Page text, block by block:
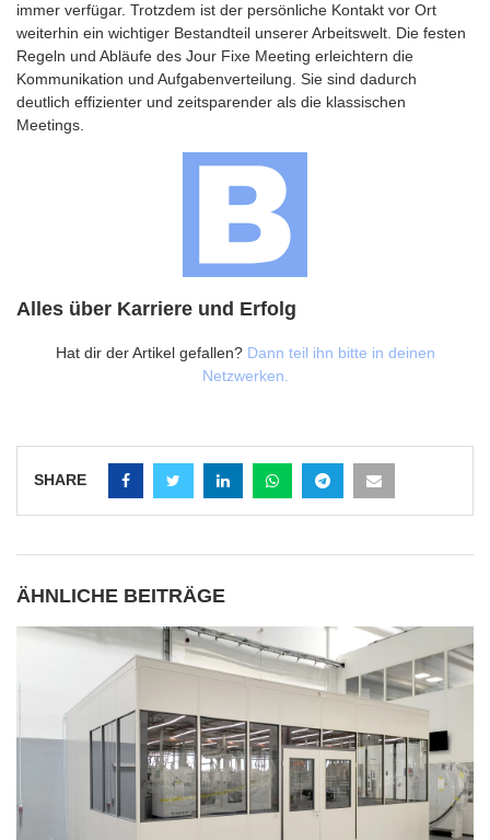
immer verfügar. Trotzdem ist der persönliche Kontakt vor Ort
weiterhin ein wichtiger Bestandteil unserer Arbeitswelt. Die festen
Regeln und Abläufe des Jour Fixe Meeting erleichtern die
Kommunikation und Aufgabenverteilung. Sie sind dadurch
deutlich effizienter und zeitsparender als die klassischen
Meetings.
Alles über Karriere und Erfolg
Hat dir der Artikel gefallen? Dann teil ihn bitte in deinen
Netzwerken.
SHARE
ÄHNLICHE BEITRÄGE